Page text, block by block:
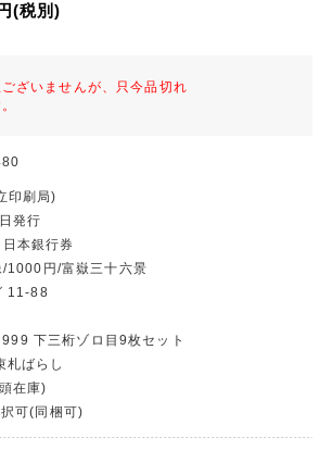
円(税別)
ざいませんが、只今品切れ
印刷局)
発行
本銀行券
1000円/富嶽三十六景
11-88
下三桁ゾロ目9枚セット
札ばらし
在庫)
可(同梱可)